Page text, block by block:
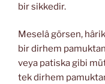
bir sikkedir.
Meselâ görsen,
bir dirhem
veya patiska gibi
tek dirhem